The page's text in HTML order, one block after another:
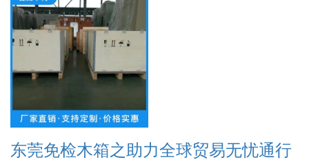
东莞免检木箱之助力全球贸易无忧通行